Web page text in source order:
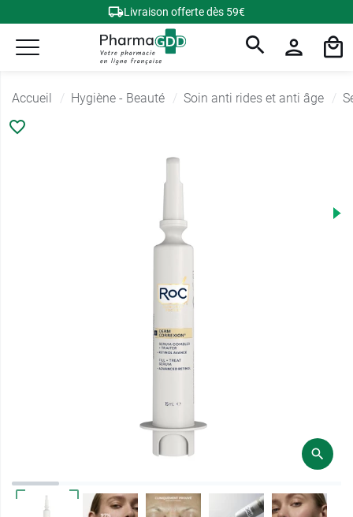
Livraison offerte dès 59€
Accueil Hygiène - Beauté Soin anti rides et anti âge